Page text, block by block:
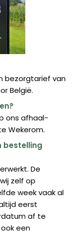
bezorgtarief van
België.
ons afhaal-
Wekerom.
bestelling
De
zelf op
week vaak al
eerst
af te
een